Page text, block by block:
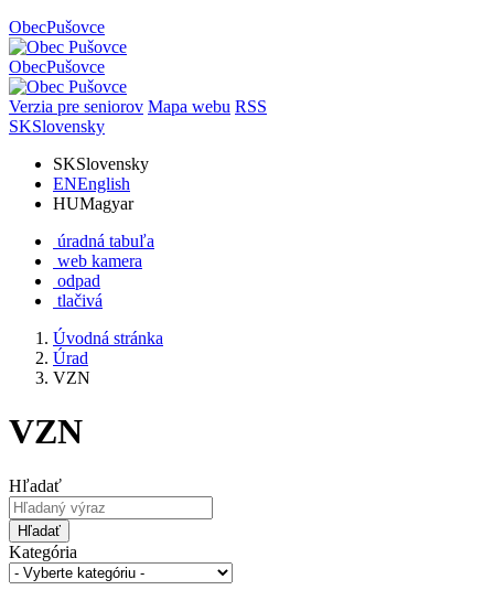
ObecPušovce
ObecPušovce
Verzia pre seniorov Mapa webu RSS
SKSlovensky
SKSlovensky
ENEnglish
HUMagyar
úradná tabuľa
web kamera
odpad
tlačivá
Úvodná stránka
Úrad
VZN
VZN
Hľadať
Hľadať
Kategória